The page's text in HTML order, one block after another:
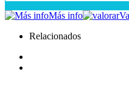
Más info
Relacionados